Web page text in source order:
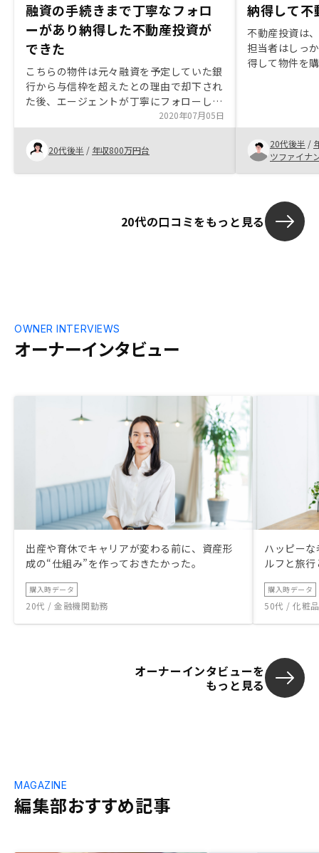
融資の手続きまで丁寧なフォロ
ーがあり納得した不動産投資が
できた
こちらの物件は元々融資を予定していた銀
行から与信枠を超えたとの理由で却下され
た後、エージェントが丁寧にフォローして
もらい、他の銀行を提案し、予定より1ヶ
月遅れて契約したものです。契約まで書類
の不備など迅速にフォローしていたおかげ
でスムーズに手続きを終え、すごくサポー
トが厚い会社と言えます。今回は銀行の融
銀行の融資金額や、ローン申請の書類のと
2020年07月05日
20代後半 / 年収800万円台
納得して不
不動産投資は
担当者はしっ
得して物件を
20代後半 /
ツファイナ
20代の口コミをもっと見る
オーナーインタビュー
OWNER INTERVIEWS
出産や育休でキャリアが変わる前に、資産形
成の“仕組み”を作っておきたかった。
購入時データ
20代 / 金融機関勤務
ハッピー
ルフと旅
購入時データ
50代 / 化粧
オーナーインタビューを
もっと見る
編集部おすすめ記事
MAGAZINE